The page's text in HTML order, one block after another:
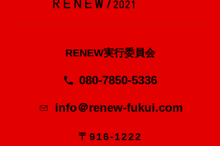
RENEW実行委員会
080-7850-5336
info＠renew-fukui.com
〒916-1222